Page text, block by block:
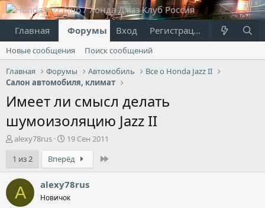
Главная Форумы Что нового?
Вход Регистрация
Новые сообщения
Поиск сообщений
Главная
Форумы Автомобиль
Все о Honda Jazz II
Салон автомобиля, климат
Имеет ли смысл делать
шумоизоляцию Jazz II
А
т
о
р
т
е
alexy78rus
Д
а
т
а
н
а
ч
19 Сен 2011
1 из 2
Вперёд
A alexy78rus
Новичок